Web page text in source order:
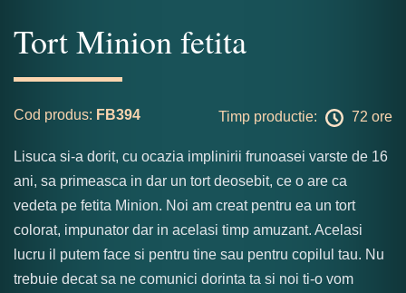
Tort Minion fetita
Cod produs: FB394 Timp productie: 72 ore
Lisuca si-a dorit, cu ocazia implinirii frunoasei varste de 16
ani, sa primeasca in dar un tort deosebit, ce o are ca
vedeta pe fetita Minion. Noi am creat pentru ea un tort
colorat, impunator dar in acelasi timp amuzant. Acelasi
lucru il putem face si pentru tine sau pentru copilul tau. Nu
trebuie decat sa ne comunici dorinta ta si noi ti-o vom